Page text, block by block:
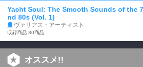
Yacht Soul: The Smooth Sounds of the
nd 80s (Vol. 1)
ヴァリアス・アーティスト
収録商品:30商品
オススメ!!